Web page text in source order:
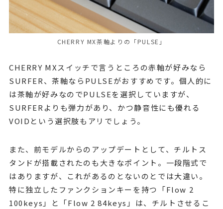
CHERRY MX茶軸よりの「PULSE」
CHERRY MXスイッチで言うところの赤軸が好みなら
SURFER、茶軸ならPULSEがおすすめです。個人的に
は茶軸が好みなのでPULSEを選択していますが、
SURFERよりも弾力があり、かつ静音性にも優れる
VOIDという選択肢もアリでしょう。
また、前モデルからのアップデートとして、チルトス
タンドが搭載されたのも大きなポイント。一段階式で
はありますが、これがあるのとないのとでは大違い。
特に独立したファンクションキーを持つ「Flow 2
100keys」と「Flow 2 84keys」は、チルトさせるこ